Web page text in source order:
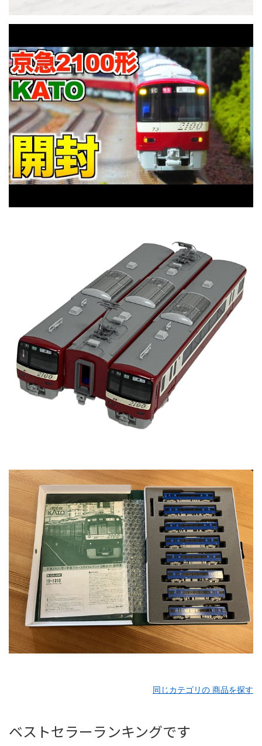
同じカテゴリの 商品を探す
ベストセラーランキングです